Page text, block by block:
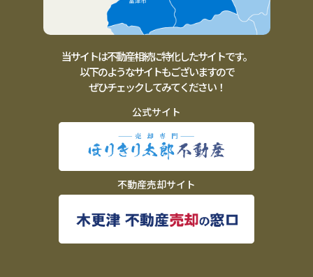
当サイトは不動産相続に特化したサイトです。
以下のようなサイトもございますので
ぜひチェックしてみてください！
公式サイト
不動産売却サイト